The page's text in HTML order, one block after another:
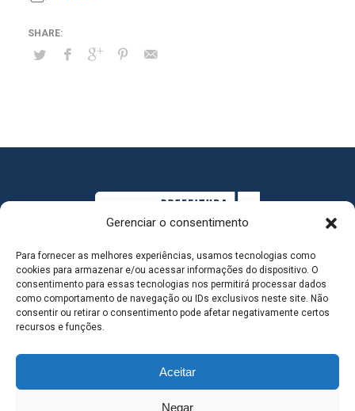
Gerenciar o consentimento
Para fornecer as melhores experiências, usamos tecnologias como
cookies para armazenar e/ou acessar informações do dispositivo. O
consentimento para essas tecnologias nos permitirá processar dados
como comportamento de navegação ou IDs exclusivos neste site. Não
consentir ou retirar o consentimento pode afetar negativamente certos
recursos e funções.
Aceitar
Negar
MAPA DO SITE